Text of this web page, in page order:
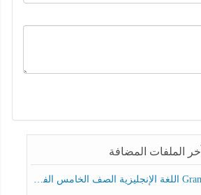
آخر الملفات المضافة